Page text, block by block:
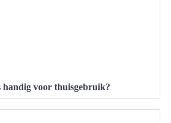
handig voor thuisgebruik?